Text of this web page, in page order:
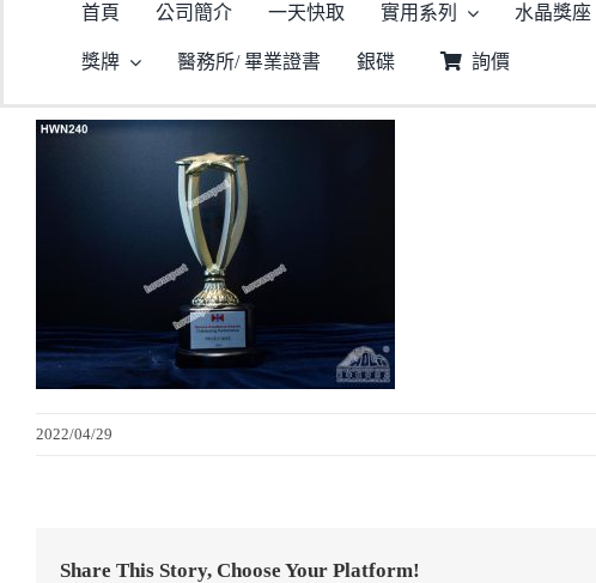
首頁 公司簡介 一天快取 實用系列 水晶獎座
獎牌 醫務所/ 畢業證書 銀碟 詢價
2022/04/29
Share This Story, Choose Your Platform!